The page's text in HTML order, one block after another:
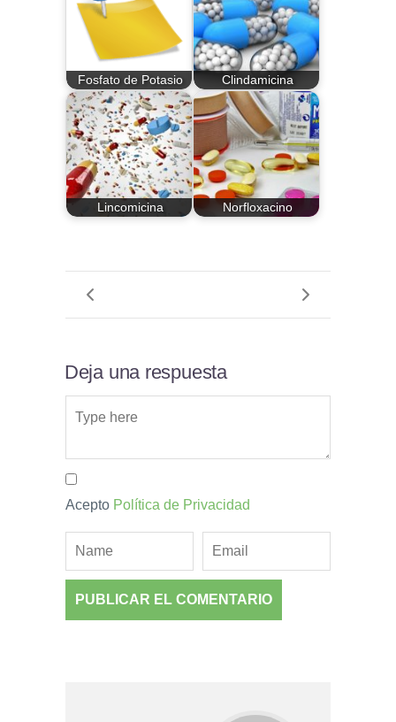
Fosfato de Potasio Clindamicina
Lincomicina Norfloxacino
Deja una respuesta
Acepto Política de Privacidad